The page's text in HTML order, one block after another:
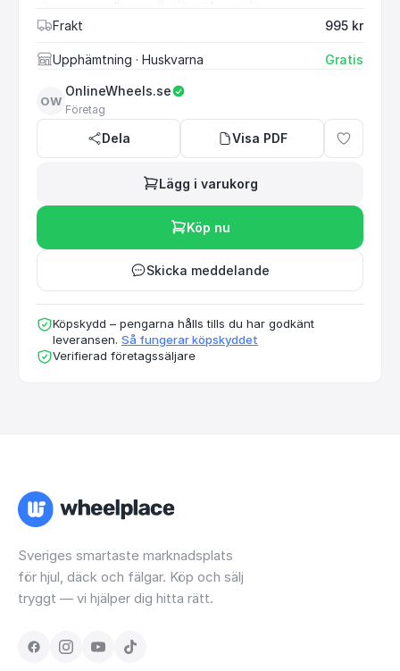
Frakt 995 kr
Upphämtning · Huskvarna Gratis
OW
OnlineWheels.se
Företag
Dela Visa PDF
Lägg i varukorg
Köp nu
Skicka meddelande
Köpskydd – pengarna hålls tills du har godkänt
leveransen. Så fungerar köpskyddet
Verifierad företagssäljare
Sveriges smartaste marknadsplats
för hjul, däck och fälgar. Köp och sälj
tryggt — vi hjälper dig hitta rätt.